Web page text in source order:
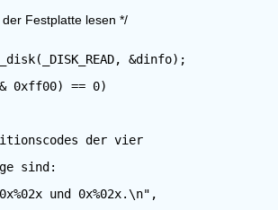
Festplatte lesen */
&dinfo);
0xff00) == 0)
der vier
sind:
und 0x%02x.\n",